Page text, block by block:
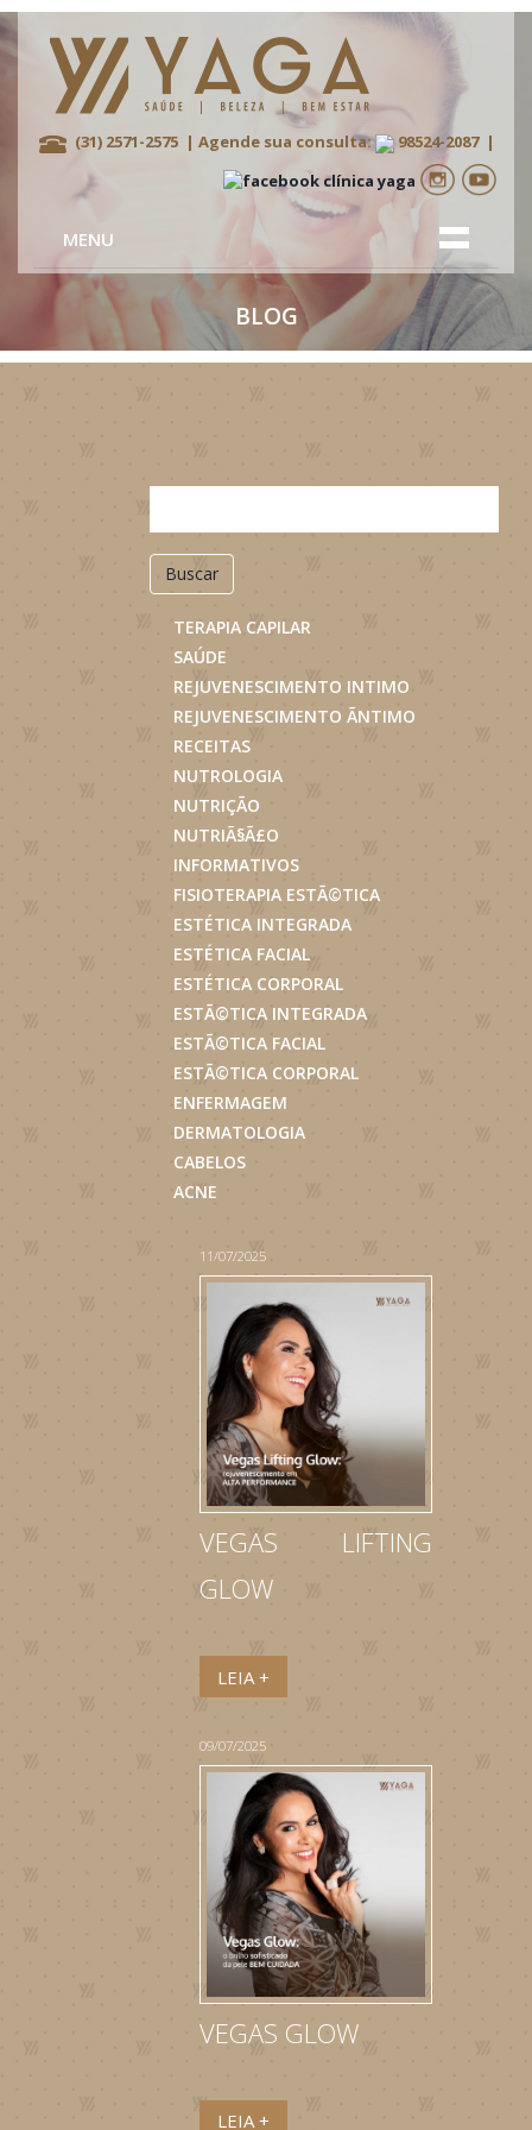
(31) 2571-2575 | Agende sua consulta: 98524-2087 |
MENU
BLOG
Buscar
TERAPIA CAPILAR
SAÚDE
REJUVENESCIMENTO INTIMO
REJUVENESCIMENTO ÃNTIMO
RECEITAS
NUTROLOGIA
NUTRIÇÃO
NUTRIÃ§Ã£O
INFORMATIVOS
FISIOTERAPIA ESTÃ©TICA
ESTÉTICA INTEGRADA
ESTÉTICA FACIAL
ESTÉTICA CORPORAL
ESTÃ©TICA INTEGRADA
ESTÃ©TICA FACIAL
ESTÃ©TICA CORPORAL
ENFERMAGEM
DERMATOLOGIA
CABELOS
ACNE
11/07/2025
VEGAS LIFTING
GLOW
LEIA +
09/07/2025
VEGAS GLOW
LEIA +